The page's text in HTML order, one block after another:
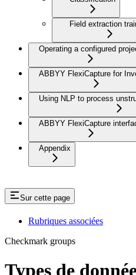
Field extraction
Operating a configured
ABBYY FlexiCapture for
Using NLP to process
ABBYY FlexiCapture
Appendix
Sur cette page
Rubriques associées
Checkmark groups
Types de